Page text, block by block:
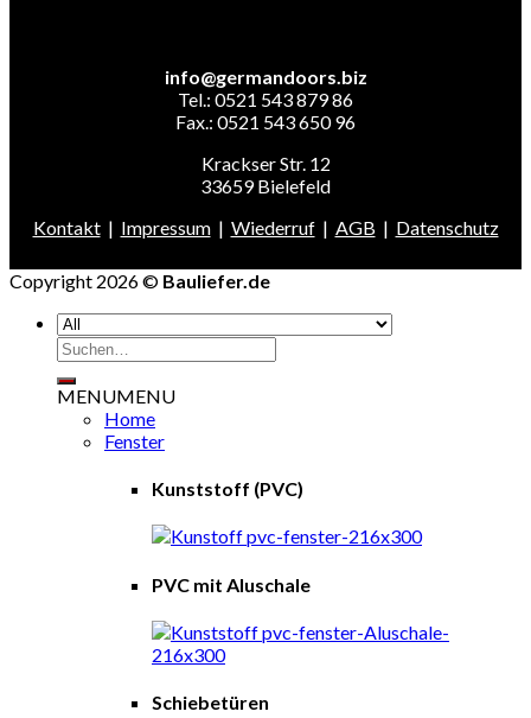
info@germandoors.biz
Tel.: 0521 543 879 86
Fax.: 0521 543 650 96
Krackser Str. 12
33659 Bielefeld
Kontakt| Impressum| Wiederruf| AGB | Datenschutz
Copyright 2026 © Bauliefer.de
Suchen
nach:
MENUMENU
Home
Fenster
Kunststoff (PVC)
PVC mit Aluschale
Schiebetüren